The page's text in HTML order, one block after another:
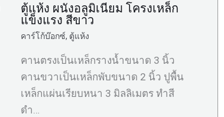
ตู้แห้ง ผนังอลูมิเนียม โครงเหล็ก
แข็งแรง สีขาว
คาร์โก้บ๊อกซ์, ตู้แห้ง
คานตรงเป็นเหล็กรางน้ำขนาด 3 นิ้ว
คานขวาเป็นเหล็กพับขนาด 2 นิ้ว ปูพื้น
เหล็กแผ่นเรียบหนา 3 มิลลิเมตร ทำสี
ดำ…